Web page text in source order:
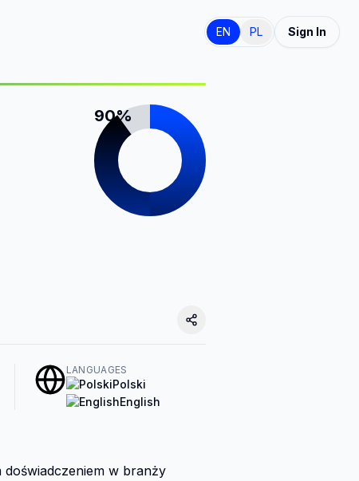
EN PL Sign In
90%
LANGUAGES
Polski
English
w branży